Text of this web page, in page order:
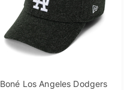
Boné Los Angeles Dodgers